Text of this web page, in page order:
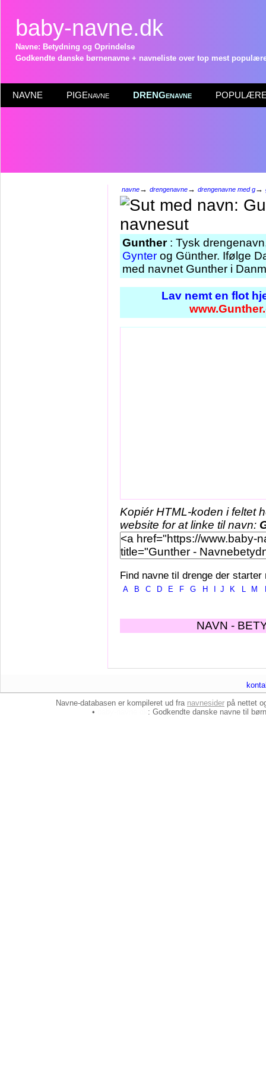
baby-navne.dk
Navne: Betydning og Oprindelse
Godkendte danske børnenavne + navneliste over top mest
NAVNE PIGEnavne DRENGenavne POPULÆRE
navne→ drengenavne→ drengenavne med g→
Gunther: Tysk
Gynter og Günther. Ifølge
med navnet Gunther i
Lav nemt en flot
Kopiér HTML-koden i feltet
website for at linke til navn:
Find navne til drenge der starter
A B C D E F G H J K L M
NAVN -
Navne-databasen er kompileret ud fra navnesider på nettet
•
: Godkendte danske navne til børn